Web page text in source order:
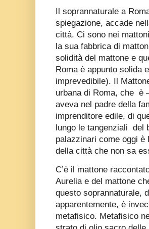
Il soprannaturale a
spiegazione, accade
città. Ci sono nei
la sua fabbrica di
solidità del mattone e
Roma è appunto solida
imprevedibile). Il
urbana di Roma, che è
aveva nel padre della
imprenditore edile, di
lungo le tangenziali del
palazzinari come oggi è
della città che non sa
C’è il mattone
Aurelia e del mattone
questo soprannaturale,
apparentemente, è
metafisico. Metafisico